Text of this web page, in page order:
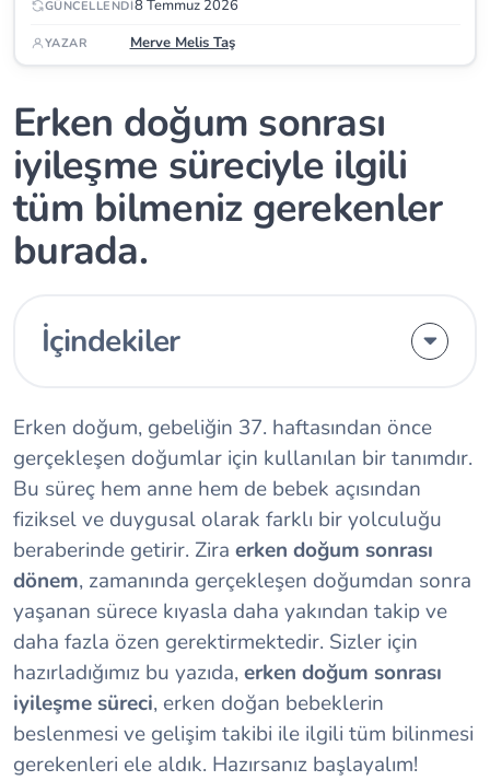
GÜNCELLENDI8 Temmuz 2026
YAZAR Merve Melis Taş
Erken doğum sonrası
iyileşme süreciyle ilgili
tüm bilmeniz gerekenler
burada.
İçindekiler
Erken doğum, gebeliğin 37. haftasından önce
gerçekleşen doğumlar için kullanılan bir tanımdır.
Bu süreç hem anne hem de bebek açısından
fiziksel ve duygusal olarak farklı bir yolculuğu
beraberinde getirir. Zira erken doğum sonrası
dönem, zamanında gerçekleşen doğumdan sonra
yaşanan sürece kıyasla daha yakından takip ve
daha fazla özen gerektirmektedir. Sizler için
hazırladığımız bu yazıda,erken doğum sonrası
iyileşme süreci, erken doğan bebeklerin
beslenmesi ve gelişim takibi ile ilgili tüm bilinmesi
gerekenleri ele aldık. Hazırsanız başlayalım!